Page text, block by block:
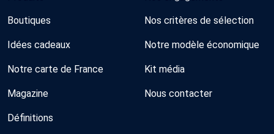
Boutiques
Idées cadeaux
Notre carte de France
Magazine
Définitions
Nos critères de sélection
Notre modèle économique
Kit média
Nous contacter